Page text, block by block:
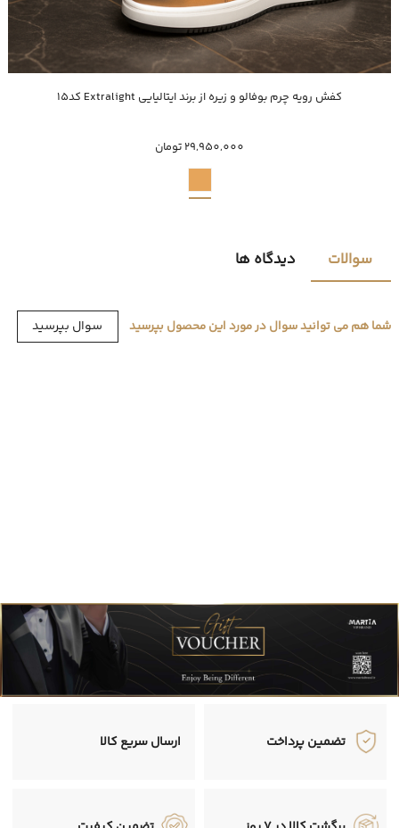
خرید سریع
کفش رویه چرم بوفالو و زیره از برند ایتالیایی Extralight کد15
29,950,000 تومان
سوالات دیدگاه ها
شما هم می توانید سوال در مورد این محصول بپرسید سوال بپرسید
تضمین پرداخت ارسال سریع کالا